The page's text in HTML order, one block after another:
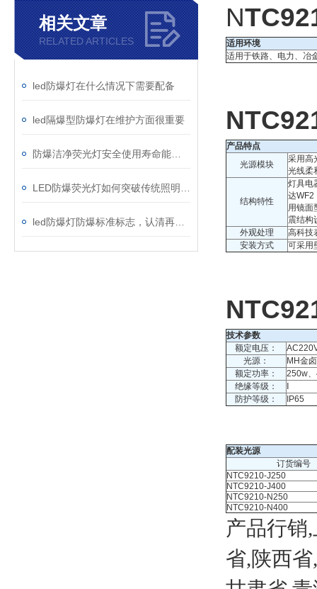
相关文章
RELATED ARTICLES
led防爆灯在什么情况下需要配备
led隔爆型防爆灯在维护方面很重要
N
适用环境
适用于铁路、电力、冶
产品特点
光源模块
采用高
光线柔
结构特性
灯具电
达WF2
用镜面
震结构
外观处理
高科技
安装方式
可采用
技术参数
额定电压：
光源：
MH金
额定功率：
250w
绝缘等级：
防护等级：
IP65
配装光源
订货编号
NTC9210-J250
NTC9210-J400
NTC9210-N250
NTC9210-N400
产品行销
省,陕西